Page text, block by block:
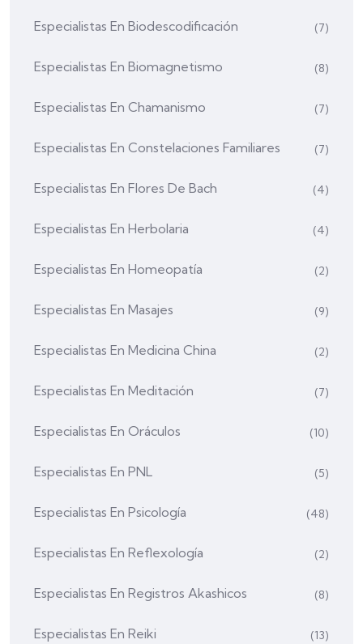
Especialistas En Biodescodificación (7)
Especialistas En Biomagnetismo (8)
Especialistas En Chamanismo (7)
Especialistas En Constelaciones Familiares (7)
Especialistas En Flores De Bach (4)
Especialistas En Herbolaria (4)
Especialistas En Homeopatía (2)
Especialistas En Masajes (9)
Especialistas En Medicina China (2)
Especialistas En Meditación (7)
Especialistas En Oráculos (10)
Especialistas En PNL (5)
Especialistas En Psicología (48)
Especialistas En Reflexología (2)
Especialistas En Registros Akashicos (8)
Especialistas En Reiki (13)